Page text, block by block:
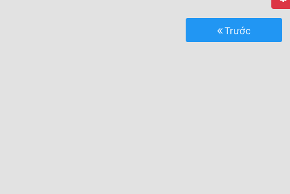
Trước